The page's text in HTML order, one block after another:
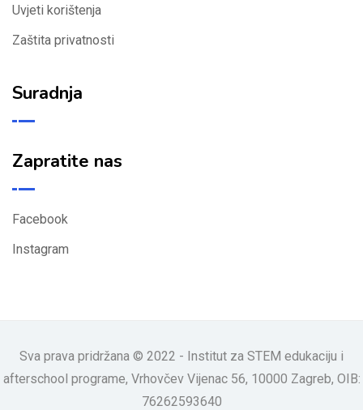
Uvjeti korištenja
Zaštita privatnosti
Suradnja
Zapratite nas
Facebook
Instagram
Sva prava pridržana © 2022 - Institut za STEM edukaciju i
afterschool programe, Vrhovčev Vijenac 56, 10000 Zagreb, OIB:
76262593640